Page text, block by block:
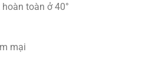
hoàn toàn ở40°
mại